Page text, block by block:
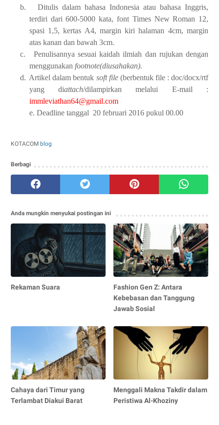
b.
Ditulis dalam bahasa Indonesia atau bahasa Inggris,
terdiri dari600-5000kata, font Times New Roman 12,
spasi 1,5, kertas A4, margin kiri halaman 4cm, margin
atas kanan dan bawah 3cm.
c.
Penulisannya sesuai kaidah ilmiah dan rujukan dengan
menggunakan footnote(diusahakan).
d. Artikel dalam bentuk soft file(berbentuk file : doc/docx/rtf
yang diattach/dilampirkan melalui E-mail :
immleviathan64@gmail.com
e. Deadline tanggal 20 februari 2016 pukul 00.00
KOTACOM blog
Berbagi
Anda mungkin menyukai postingan ini
Rekaman Suara
Fashion Gen Z: Antara
Kebebasan dan Tanggung
Jawab Sosial
Cahaya dari Timur yang
Terlambat Diakui Barat
Menggali Makna Takdir dalam
Peristiwa Al-Khoziny